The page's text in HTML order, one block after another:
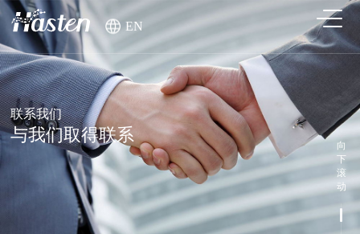
EN
联系我们
与我们取得联系
向
下
滚
动